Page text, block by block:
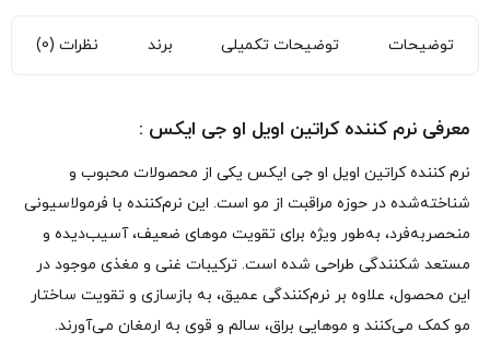
توضیحات توضیحات تکمیلی برند نظرات (0)
معرفی نرم‌ کننده کراتین اویل او جی ایکس :
نرم‌ کننده کراتین اویل او جی ایکس یکی از محصولات محبوب و
شناخته‌شده در حوزه مراقبت از مو است. این نرم‌کننده با فرمولاسیونی
منحصر‌به‌فرد، به‌طور ویژه برای تقویت موهای ضعیف، آسیب‌دیده و
مستعد شکنندگی طراحی شده است. ترکیبات غنی و مغذی موجود در
این محصول، علاوه بر نرم‌کنندگی عمیق، به بازسازی و تقویت ساختار
مو کمک می‌کنند و موهایی براق، سالم و قوی به ارمغان می‌آورند.